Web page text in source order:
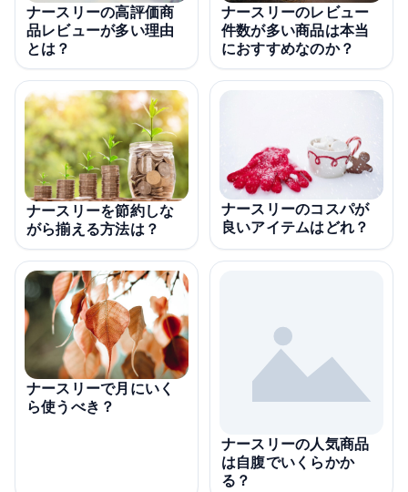
ナースリーの高評価商
品レビューが多い理由
とは？
ナースリーのレビュー
件数が多い商品は本当
におすすめなのか？
ナースリーを節約しな
がら揃える方法は？
ナースリーのコスパが
良いアイテムはどれ？
ナースリーで月にいく
ら使うべき？
ナースリーの人気商品
は自腹でいくらかか
る？